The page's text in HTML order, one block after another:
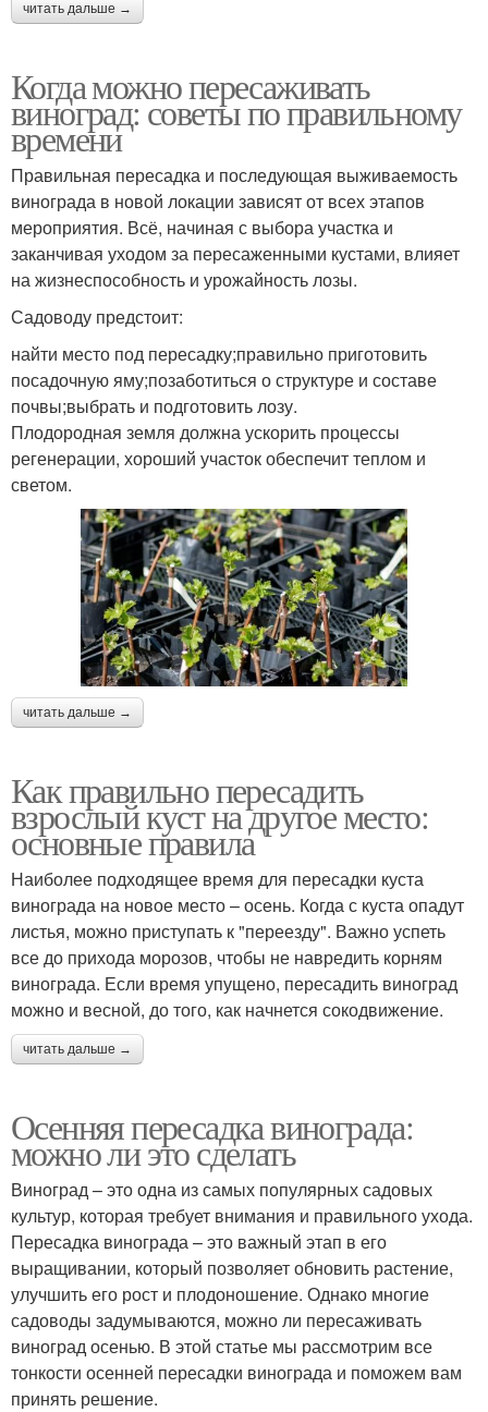
читать дальше →
Когда можно пересаживать
виноград: советы по правильному
времени
Правильная пересадка и последующая выживаемость
винограда в новой локации зависят от всех этапов
мероприятия. Всё, начиная с выбора участка и
заканчивая уходом за пересаженными кустами, влияет
на жизнеспособность и урожайность лозы.
Садоводу предстоит:
найти место под пересадку;правильно приготовить
посадочную яму;позаботиться о структуре и составе
почвы;выбрать и подготовить лозу.
Плодородная земля должна ускорить процессы
регенерации, хороший участок обеспечит теплом и
светом.
читать дальше →
Как правильно пересадить
взрослый куст на другое место:
основные правила
Наиболее подходящее время для пересадки куста
винограда на новое место – осень. Когда с куста опадут
листья, можно приступать к "переезду". Важно успеть
все до прихода морозов, чтобы не навредить корням
винограда. Если время упущено, пересадить виноград
можно и весной, до того, как начнется сокодвижение.
читать дальше →
Осенняя пересадка винограда:
можно ли это сделать
Виноград – это одна из самых популярных садовых
культур, которая требует внимания и правильного ухода.
Пересадка винограда – это важный этап в его
выращивании, который позволяет обновить растение,
улучшить его рост и плодоношение. Однако многие
садоводы задумываются, можно ли пересаживать
виноград осенью. В этой статье мы рассмотрим все
тонкости осенней пересадки винограда и поможем вам
принять решение.